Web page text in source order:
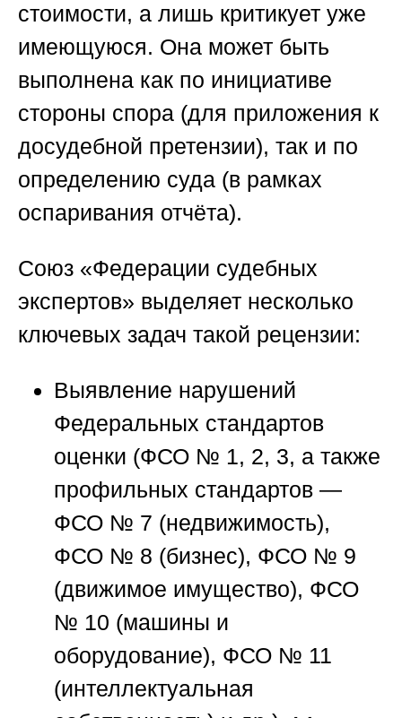
стоимости, а лишь критикует уже
имеющуюся. Она может быть
выполнена как по инициативе
стороны спора (для приложения к
досудебной претензии), так и по
определению суда (в рамках
оспаривания отчёта).
Союз «Федерации судебных
экспертов» выделяет несколько
ключевых задач такой рецензии:
Выявление нарушений
Федеральных стандартов
оценки (ФСО № 1, 2, 3, а также
профильных стандартов —
ФСО № 7 (недвижимость),
ФСО № 8 (бизнес), ФСО № 9
(движимое имущество), ФСО
№ 10 (машины и
оборудование), ФСО № 11
(интеллектуальная